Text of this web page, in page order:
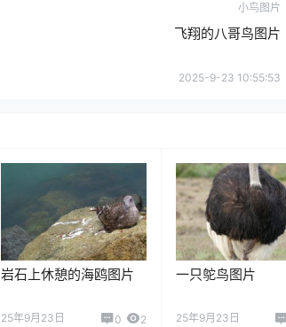
小鸟图片
飞翔的八哥鸟图片
2025-9-23 10:55:53
岩石上休憩的海鸥图片
25年9月23日 0 2
一只鸵鸟图片
25年9月23日